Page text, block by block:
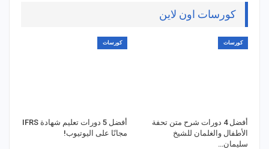
كورسات اون لاين
كورسات
أفضل 4 دورات شرح متن تحفة
الأطفال والغلمان للشيخ
سليمان…
كورسات
أفضل 5 دورات تعليم شهادة IFRS
مجانًا على اليوتيوب!